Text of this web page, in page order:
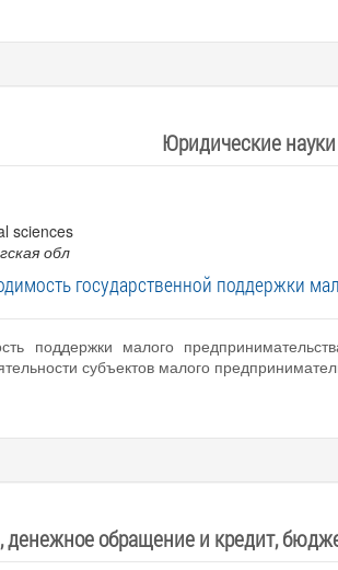
Юридические науки
sciences
обл
государственной поддержки
поддержки малого
субъектов малого
обращение и кредит,